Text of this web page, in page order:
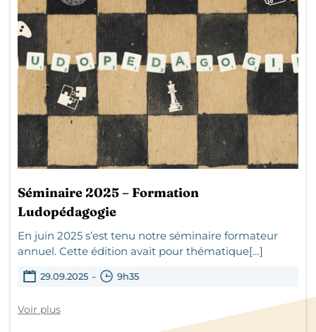
Séminaire 2025 – Formation
Ludopédagogie
En juin 2025 s’est tenu notre séminaire formateur
annuel. Cette édition avait pour thématique[…]
29.09.2025 - 9h35
Voir plus